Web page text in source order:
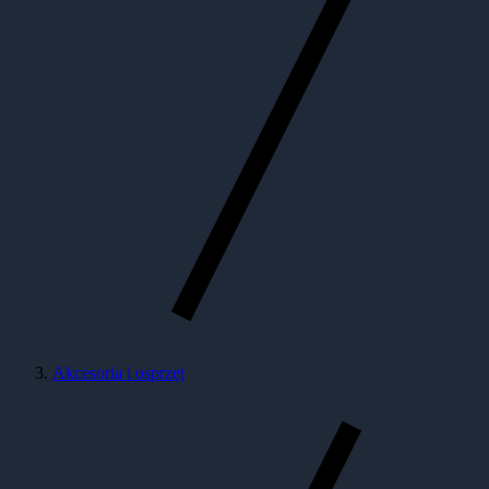
Akcesoria i osprzęt